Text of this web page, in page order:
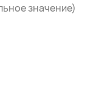
значение)